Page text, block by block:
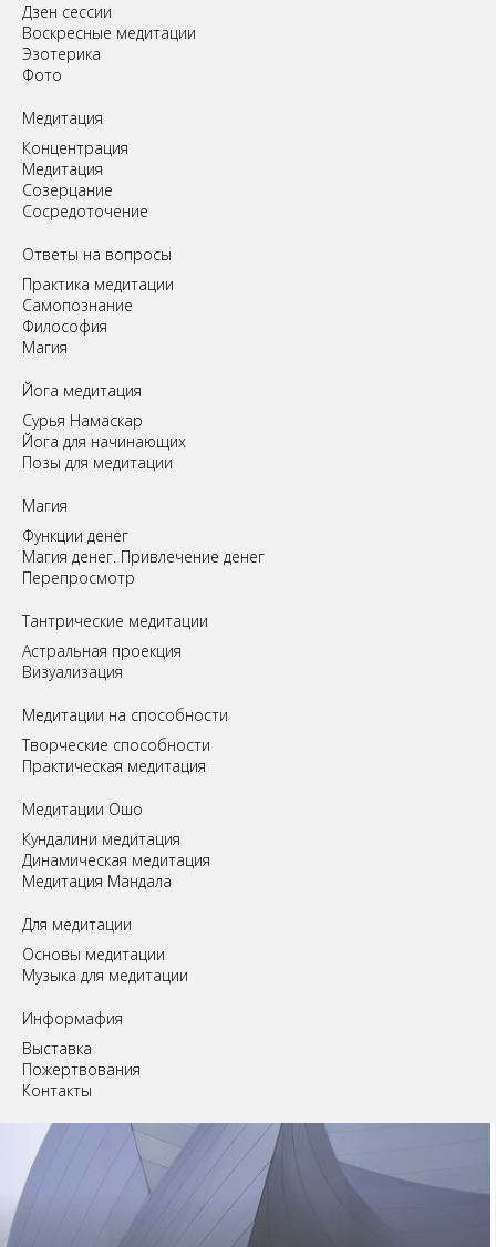
Дзен сессии
Воскресные медитации
Эзотерика
Фото
Медитация
Концентрация
Медитация
Созерцание
Сосредоточение
Ответы на вопросы
Практика медитации
Самопознание
Философия
Магия
Йога медитация
Сурья Намаскар
Йога для начинающих
Позы для медитации
Магия
Функции денег
Магия денег. Привлечение денег
Перепросмотр
Tантрические медитации
Астральная проекция
Визуализация
Медитации на способности
Творческие способности
Практическая медитация
Медитации Ошо
Кундалини медитация
Динамическая медитация
Медитация Мандала
Для медитации
Основы медитации
Музыка для медитации
Информафия
Выставка
Пожертвования
Контакты